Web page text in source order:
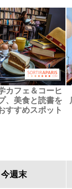
カフェ＆コーヒ
、美食と読書を
すすめスポット
今週末